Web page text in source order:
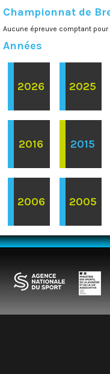
Championnat de
Aucune épreuve comptant
Années
2026 2025
2016 2015
2006 2005